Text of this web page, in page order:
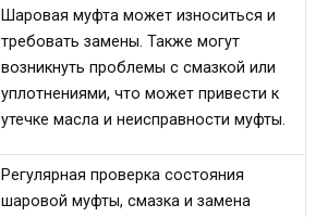
Шаровая муфта может износиться и
требовать замены. Также могут
возникнуть проблемы с смазкой или
уплотнениями, что может привести к
утечке масла и неисправности муфты.
Регулярная проверка состояния
шаровой муфты, смазка и замена